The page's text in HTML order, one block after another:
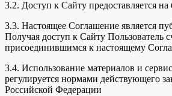
3.2. Доступ к Сайту предоставляется на
3.3. Настоящее Соглашение является
Получая доступ к Сайту Пользователь
присоединившимся к настоящему
3.4. Использование материалов и
регулируется нормами действующего
Российской Федерации